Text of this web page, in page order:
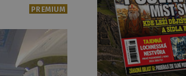
PREMIUM